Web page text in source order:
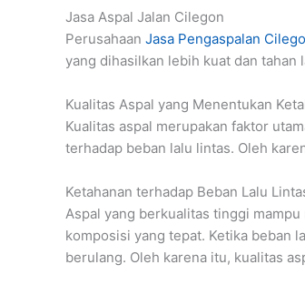
Jasa Aspal Jalan Cilegon
Perusahaan Jasa Pengaspalan
yang dihasilkan lebih kuat dan tahan
Kualitas Aspal yang Menentukan
Kualitas aspal merupakan faktor
terhadap beban lalu lintas. Oleh
Ketahanan terhadap Beban Lalu
Aspal yang berkualitas tinggi
komposisi yang tepat. Ketika beban
berulang. Oleh karena itu, kualitas